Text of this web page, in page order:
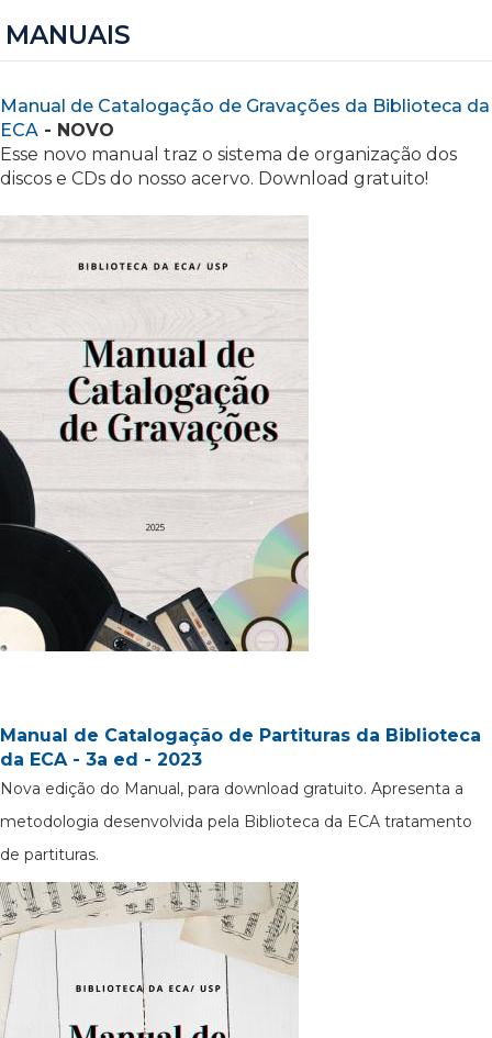
MANUAIS
Manual de Catalogação de Gravações da Biblioteca da
ECA - NOVO
Esse novo manual traz o sistema de organização dos
discos e CDs do nosso acervo. Download gratuito!
Manual de Catalogação de Partituras da Biblioteca
da ECA - 3a ed - 2023
Nova edição do Manual, para download gratuito. Apresenta a
metodologia desenvolvida pela Biblioteca da ECA tratamento
de partituras.